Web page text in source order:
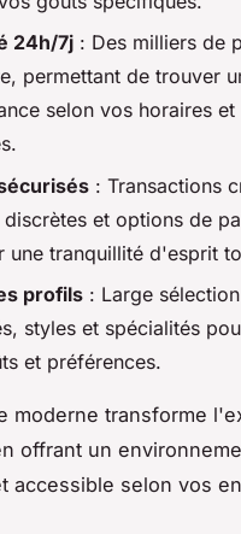
24h/7j : Des milliers de
permettant de trouver
selon vos horaires et
: Transactions
et options de
une tranquillité d'esprit
profils : Large
styles et spécialités
et préférences.
moderne transforme
offrant un
accessible selon vos